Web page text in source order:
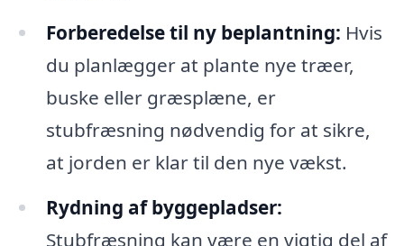
Forberedelse til ny beplantning: Hvis
du planlægger at plante nye træer,
buske eller græsplæne, er
stubfræsning nødvendig for at sikre,
at jorden er klar til den nye vækst.
Rydning af byggepladser:
Stubfræsning kan være en vigtig del af